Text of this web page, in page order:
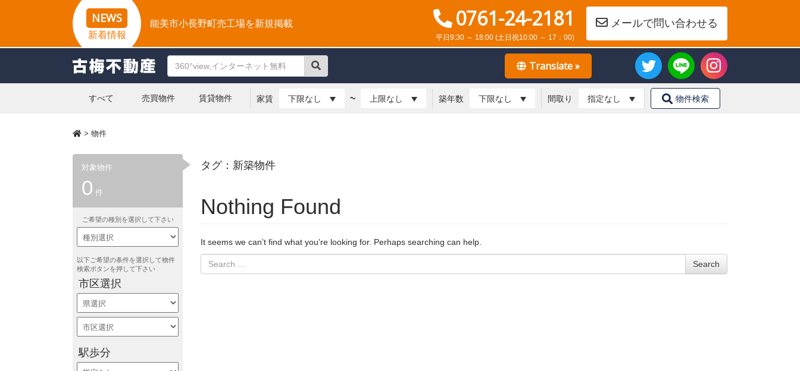
NEWS
新着情報
能美市小長野町売工場を新規掲載 0761-24-2181
平日9:30 ～ 18:00 (土日祝10:00 ～ 17：00)
メールで問い合わせる
すべて 売買物件 賃貸物件 家賃 ~ 築年数 間取り 物件検索
> 物件
対象物件
0 件
ご希望の種別を選択して下さい
以下ご希望の条件を選択して物件
検索ボタンを押して下さい
市区選択
駅歩分
タグ：新築物件
Nothing Found
It seems we can’t find what you’re looking for. Perhaps searching can help.
e
Search
Translate »